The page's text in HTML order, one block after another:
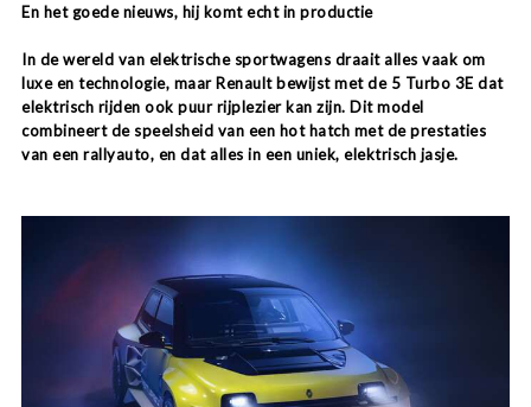
En het goede nieuws, hij komt echt in productie
In de wereld van elektrische sportwagens draait alles vaak om
luxe en technologie, maar Renault bewijst met de 5 Turbo 3E dat
elektrisch rijden ook puur rijplezier kan zijn. Dit model
combineert de speelsheid van een hot hatch met de prestaties
van een rallyauto, en dat alles in een uniek, elektrisch jasje.